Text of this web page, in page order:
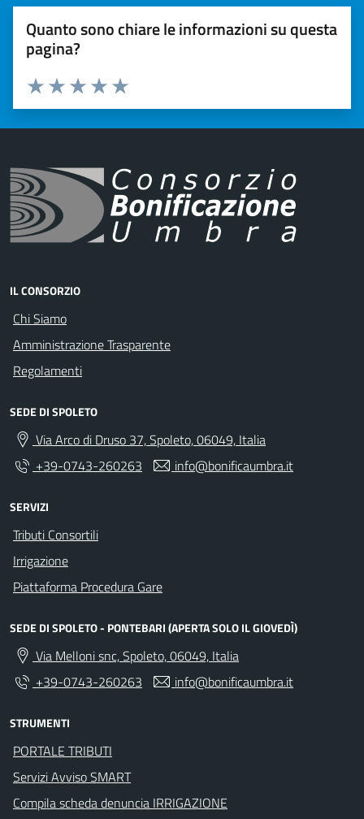
Quanto sono chiare le informazioni su questa
pagina?
Valuta 5 stelle su 5
Valuta 4 stelle su 5
Valuta 3 stelle su 5
Valuta 2 stelle su 5
Valuta 1 stelle su 5
IL CONSORZIO
Chi Siamo
Amministrazione Trasparente
Regolamenti
SEDE DI SPOLETO
Via Arco di Druso 37, Spoleto, 06049, Italia
+39-0743-260263
info@bonificaumbra.it
SERVIZI
Tributi Consortili
Irrigazione
Piattaforma Procedura Gare
SEDE DI SPOLETO - PONTEBARI (APERTA SOLO IL GIOVEDÌ)
Via Melloni snc, Spoleto, 06049, Italia
+39-0743-260263
info@bonificaumbra.it
STRUMENTI
PORTALE TRIBUTI
Servizi Avviso SMART
Compila scheda denuncia IRRIGAZIONE